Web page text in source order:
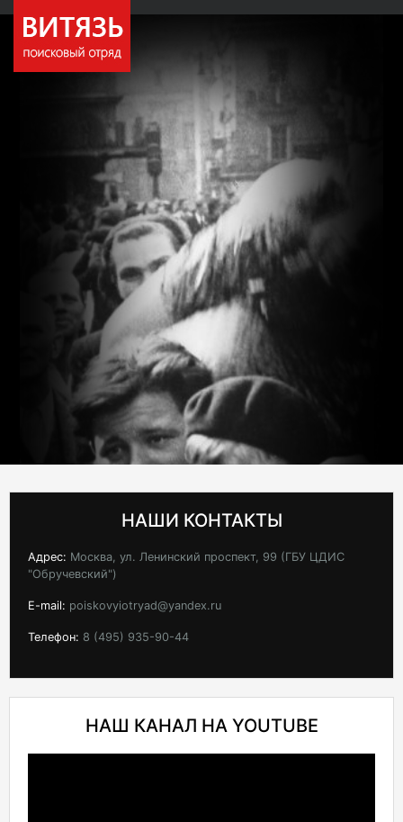
НАШИ КОНТАКТЫ
Адрес: Москва, ул. Ленинский проспект, 99 (ГБУ ЦДИС
"Обручевский")
E-mail: poiskovyiotryad@yandex.ru
Телефон: 8 (495) 935-90-44
НАШ КАНАЛ НА YOUTUBE